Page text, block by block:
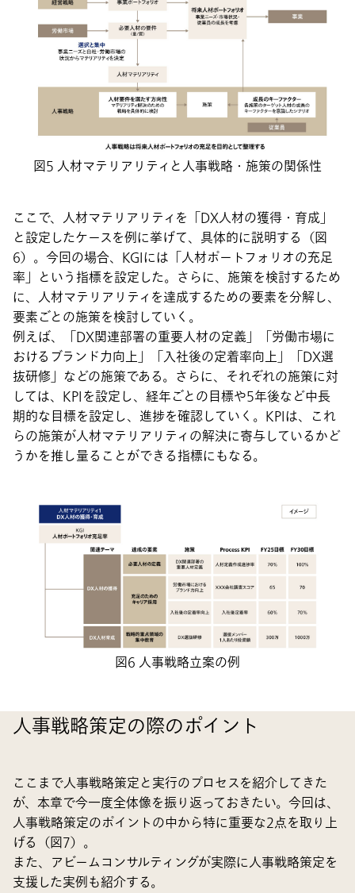
図5 人材マテリアリティと人事戦略・施策の関係性
ここで、人材マテリアリティを「DX人材の獲得・育成」
と設定したケースを例に挙げて、具体的に説明する（図
6）。今回の場合、KGIには「人材ポートフォリオの充足
率」という指標を設定した。さらに、施策を検討するため
に、人材マテリアリティを達成するための要素を分解し、
要素ごとの施策を検討していく。
例えば、「DX関連部署の重要人材の定義」「労働市場に
おけるブランド力向上」「入社後の定着率向上」「DX選
抜研修」などの施策である。さらに、それぞれの施策に対
しては、KPIを設定し、経年ごとの目標や5年後など中長
期的な目標を設定し、進捗を確認していく。KPIは、これ
らの施策が人材マテリアリティの解決に寄与しているかど
うかを推し量ることができる指標にもなる。
図6 人事戦略立案の例
人事戦略策定の際のポイント
ここまで人事戦略策定と実行のプロセスを紹介してきた
が、本章で今一度全体像を振り返っておきたい。今回は、
人事戦略策定のポイントの中から特に重要な2点を取り上
げる（図7）。
また、アビームコンサルティングが実際に人事戦略策定を
支援した実例も紹介する。